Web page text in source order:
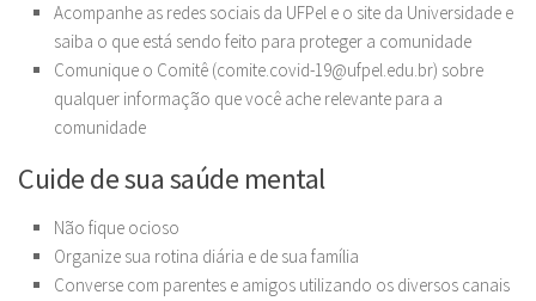
Acompanhe as redes sociais da UFPel e o site da Universidade e
saiba o que está sendo feito para proteger a comunidade
Comunique o Comitê (comite.covid-19@ufpel.edu.br) sobre
qualquer informação que você ache relevante para a
comunidade
Cuide de sua saúde mental
Não fique ocioso
Organize sua rotina diária e de sua família
Converse com parentes e amigos utilizando os diversos canais